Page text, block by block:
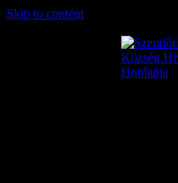
Skip to content